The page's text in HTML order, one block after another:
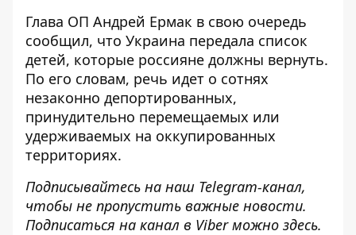
Глава ОП Андрей Ермак в свою очередь
сообщил, что Украина передала список
детей, которые россияне должны вернуть.
По его словам, речь идет о сотнях
незаконно депортированных,
принудительно перемещаемых или
удерживаемых на оккупированных
территориях.
Подписывайтесь на наш Telegram-канал,
чтобы не пропустить важные новости.
Подписаться на канал в Viber можно здесь.